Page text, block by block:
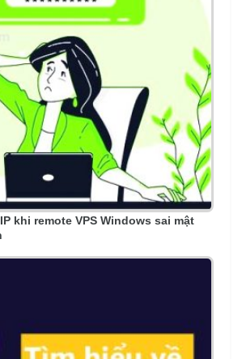
khi remote VPS Windows sai mật